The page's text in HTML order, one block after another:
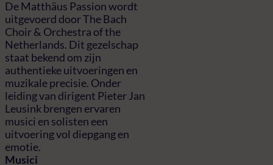
De Matthäus Passion wordt
uitgevoerd door The Bach
Choir & Orchestra of the
Netherlands. Dit gezelschap
staat bekend om zijn
authentieke uitvoeringen en
muzikale precisie. Onder
leiding van dirigent Pieter Jan
Leusink brengen ervaren
musici en solisten een
uitvoering vol diepgang en
emotie.
Musici